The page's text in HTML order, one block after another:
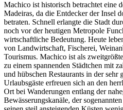
Machico ist historisch betrachtet eine
Madeiras, da die Entdecker der Insel
betraten. Schnell erlangte die Stadt
noch vor der heutigen Metropole
wirtschaftliche Bedeutung. Heute
von Landwirtschaft, Fischerei,
Tourismus. Machico ist als
zu einem spannenden Städtchen mit
und hübschen Restaurants in der sehr
Urlaubsgäste erfreuen sich an den
Ort bei Wanderungen entlang der
Bewässerungskanäle, der